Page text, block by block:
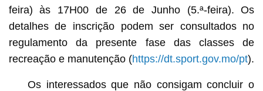
feira) às 17H00 de 26 de Junho (5.ª-feira). Os
detalhes de inscrição podem ser consultados no
regulamento da presente fase das classes de
recreação e manutenção (https://dt.sport.gov.mo/pt).
Os interessados que não consigam concluir o